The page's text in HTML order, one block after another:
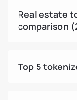
Sicheres
Admin-
Real estate
comparison
Top 5